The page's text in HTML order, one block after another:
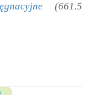
(661.5